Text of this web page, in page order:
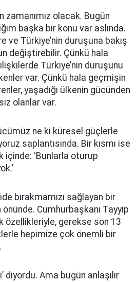
zamanımız olacak. Bugün
başka bir konu var aslında.
ve Türkiye’nin duruşuna bakış
değiştirebilir. Çünkü hala
Türkiye’nin duruşunu
var. Çünkü hala geçmişin
yaşadığı ülkenin gücünden
olanlar var.
ne ki küresel güçlerle
saplantısında. Bir kısmı ise
içinde: ‘Bunlarla oturup
bırakmamızı sağlayan bir
önünde. Cumhurbaşkanı Tayyip
özellikleriyle, gerekse son 13
hepimize çok önemli bir
diyordu. Ama bugün anlaşılır